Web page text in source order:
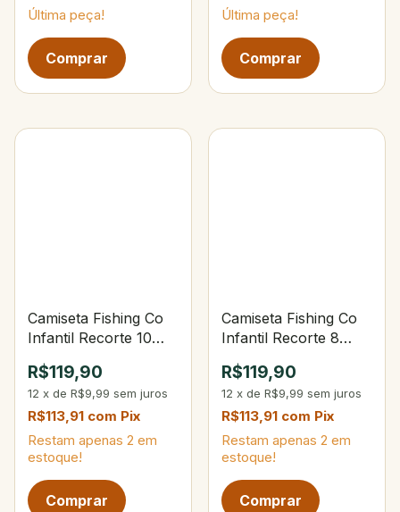
Última peça!
Última peça!
Camiseta Fishing Co
Infantil Recorte 10
R$119,90
12 x de R$9,99 sem juros
R$113,91 com Pix
Restam apenas 2 em
estoque!
Camiseta Fishing Co
Infantil Recorte 8
R$119,90
12 x de R$9,99 sem juros
R$113,91 com Pix
Restam apenas 2 em
estoque!